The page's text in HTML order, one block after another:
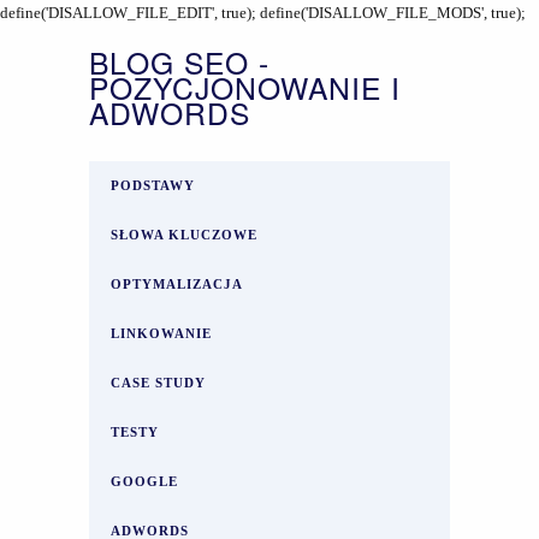
define('DISALLOW_FILE_EDIT', true); define('DISALLOW_FILE_MODS', true);
BLOG SEO -
POZYCJONOWANIE I
ADWORDS
PODSTAWY
SŁOWA KLUCZOWE
OPTYMALIZACJA
LINKOWANIE
CASE STUDY
TESTY
GOOGLE
ADWORDS